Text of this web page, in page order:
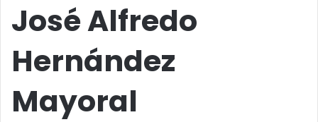
José Alfredo
Hernández
Mayoral